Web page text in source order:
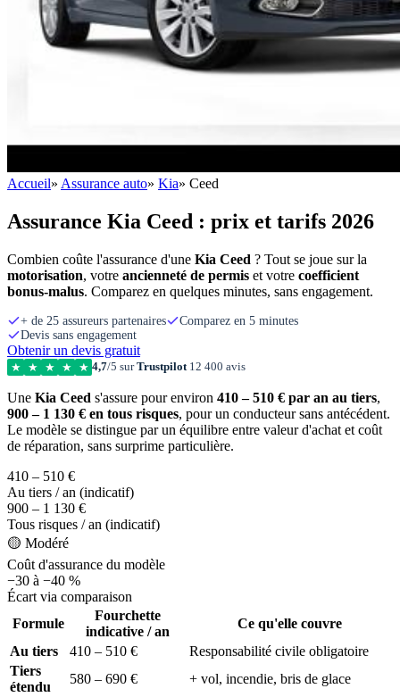
Accueil» Assurance auto» Kia» Ceed
Assurance Kia Ceed : prix et tarifs 2026
Combien coûte l'assurance d'une Kia Ceed ? Tout se joue sur la
motorisation, votre ancienneté de permis et votre coefficient
bonus-malus. Comparez en quelques minutes, sans engagement.
+ de 25 assureurs partenaires
Comparez en 5 minutes
Devis sans engagement
Obtenir un devis gratuit
★ ★ ★ ★ ★ 4,7/5 surTrustpilot12 400 avis
Une Kia Ceed s'assure pour environ 410 – 510 € par an au tiers,
900 – 1 130 € en tous risques, pour un conducteur sans antécédent.
Le modèle se distingue par un équilibre entre valeur d'achat et coût
de réparation, sans surprime particulière.
410 – 510 €
Au tiers / an (indicatif)
900 – 1 130 €
Tous risques / an (indicatif)
🟡 Modéré
Coût d'assurance du modèle
−30 à −40 %
Écart via comparaison
Formule
Fourchette
indicative / an
Ce qu'elle couvre
Au tiers
410 – 510 €
Responsabilité civile obligatoire
Tiers
étendu
580 – 690 €
+ vol, incendie, bris de glace